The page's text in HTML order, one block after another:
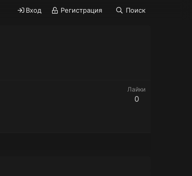
Вход Регистрация Поиск
Лайки
0